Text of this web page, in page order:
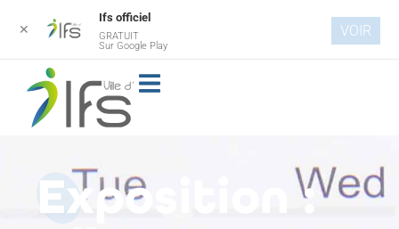
principal
Exposition :
✕
Ifs officiel
GRATUIT
Sur Google Play
VOIR